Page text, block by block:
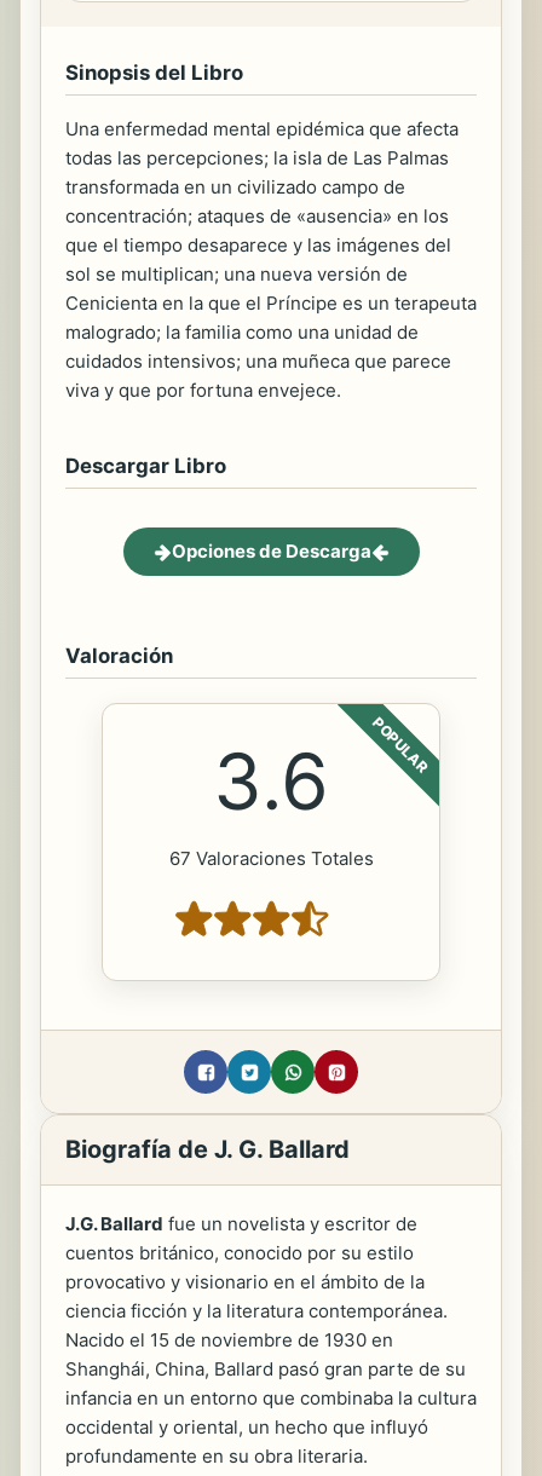
Sinopsis del Libro
Una enfermedad mental epidémica que afecta
todas las percepciones; la isla de Las Palmas
transformada en un civilizado campo de
concentración; ataques de «ausencia» en los
que el tiempo desaparece y las imágenes del
sol se multiplican; una nueva versión de
Cenicienta en la que el Príncipe es un terapeuta
malogrado; la familia como una unidad de
cuidados intensivos; una muñeca que parece
viva y que por fortuna envejece.
Descargar Libro
Opciones de Descarga
Valoración
POPULAR
3.6
67 Valoraciones Totales
Biografía de J. G. Ballard
J.G. Ballard fue un novelista y escritor de
cuentos británico, conocido por su estilo
provocativo y visionario en el ámbito de la
ciencia ficción y la literatura contemporánea.
Nacido el 15 de noviembre de 1930 en
Shanghái, China, Ballard pasó gran parte de su
infancia en un entorno que combinaba la cultura
occidental y oriental, un hecho que influyó
profundamente en su obra literaria.